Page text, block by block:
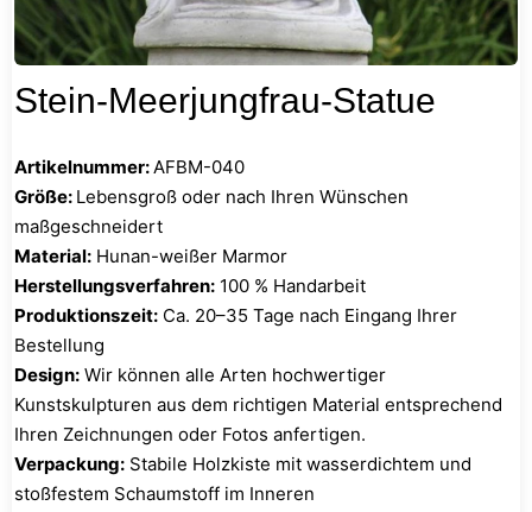
Stein-Meerjungfrau-Statue
Artikelnummer:AFBM-040
Größe: Lebensgroß oder nach Ihren Wünschen
maßgeschneidert
Material: Hunan-weißer Marmor
Herstellungsverfahren: 100 % Handarbeit
Produktionszeit: Ca. 20–35 Tage nach Eingang Ihrer
Bestellung
Design: Wir können alle Arten hochwertiger
Kunstskulpturen aus dem richtigen Material entsprechend
Ihren Zeichnungen oder Fotos anfertigen.
Verpackung: Stabile Holzkiste mit wasserdichtem und
stoßfestem Schaumstoff im Inneren